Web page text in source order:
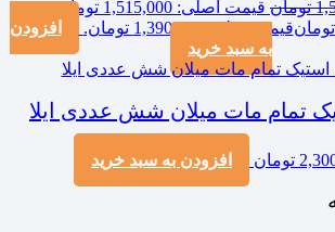
تومان
قیمت اصلی: 1,515,000 تومان
تومانقیمت فعلی: 1,390,000 تومان.
افزودن
به سبد خرید
تمام مات میلان شش عددی ایلا
تومان افزودن به سبد خرید